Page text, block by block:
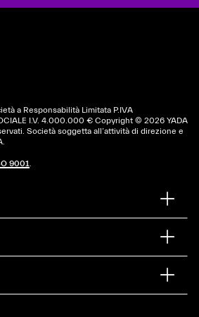
a Responsabilità Limitata P.IVA
I.V. 4.000.000 € Copyright © 2026 YADA
Società soggetta all’attività di direzione e
9001